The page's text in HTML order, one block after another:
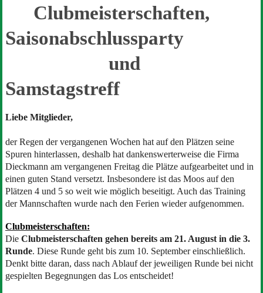
Clubmeisterschaften,
Saisonabschlussparty
und
Samstagstreff
Liebe Mitglieder,
der Regen der vergangenen Wochen hat auf den Plätzen seine
Spuren hinterlassen, deshalb hat dankenswerterweise die Firma
Dieckmann am vergangenen Freitag die Plätze aufgearbeitet und in
einen guten Stand versetzt. Insbesondere ist das Moos auf den
Plätzen 4 und 5 so weit wie möglich beseitigt. Auch das Training
der Mannschaften wurde nach den Ferien wieder aufgenommen.
Clubmeisterschaften:
Die Clubmeisterschaften gehen bereits am 21. August in die 3.
Runde. Diese Runde geht bis zum 10. September einschließlich.
Denkt bitte daran, dass nach Ablauf der jeweiligen Runde bei nicht
gespielten Begegnungen das Los entscheidet!